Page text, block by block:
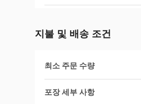
지불 및 배송 조건
최소 주문 수량
포장 세부 사항